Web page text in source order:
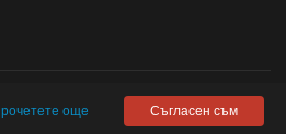
за точността на данните.
още Съгласен съм